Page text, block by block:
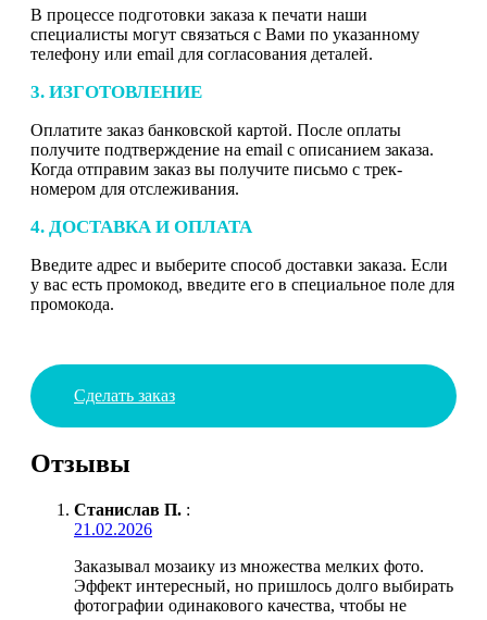
В процессе подготовки заказа к печати наши
специалисты могут связаться с Вами по указанному
телефону или email для согласования деталей.
3. ИЗГОТОВЛЕНИЕ
Оплатите заказ банковской картой. После оплаты
получите подтверждение на email с описанием заказа.
Когда отправим заказ вы получите письмо с трек-
номером для отслеживания.
4. ДОСТАВКА И ОПЛАТА
Введите адрес и выберите способ доставки заказа. Если
у вас есть промокод, введите его в специальное поле для
промокода.
Сделать заказ
Отзывы
Станислав П. :
21.02.2026
Заказывал мозаику из множества мелких фото.
Эффект интересный, но пришлось долго выбирать
фотографии одинакового качества, чтобы не